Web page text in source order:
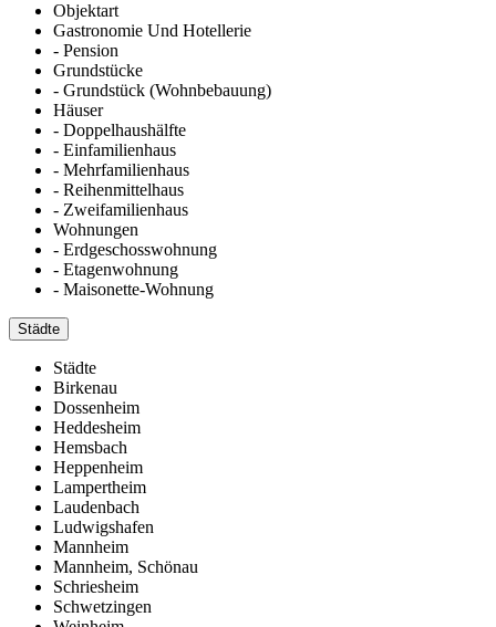
Objektart
Gastronomie Und Hotellerie
- Pension
Grundstücke
- Grundstück (Wohnbebauung)
Häuser
- Doppelhaushälfte
- Einfamilienhaus
- Mehrfamilienhaus
- Reihenmittelhaus
- Zweifamilienhaus
Wohnungen
- Erdgeschosswohnung
- Etagenwohnung
- Maisonette-Wohnung
Städte
Städte
Birkenau
Dossenheim
Heddesheim
Hemsbach
Heppenheim
Lampertheim
Laudenbach
Ludwigshafen
Mannheim
Mannheim, Schönau
Schriesheim
Schwetzingen